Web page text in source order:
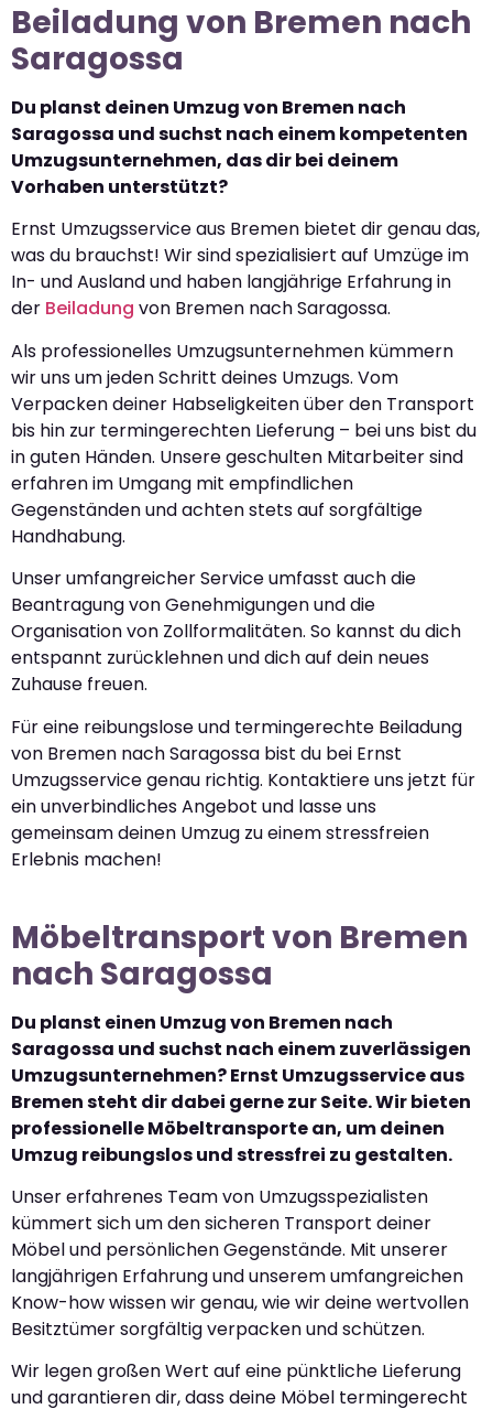
Beiladung von Bremen nach
Saragossa
Du planst deinen Umzug von Bremen nach
Saragossa und suchst nach einem kompetenten
Umzugsunternehmen, das dir bei deinem
Vorhaben unterstützt?
Ernst Umzugsservice aus Bremen bietet dir genau das,
was du brauchst! Wir sind spezialisiert auf Umzüge im
In- und Ausland und haben langjährige Erfahrung in
der Beiladung von Bremen nach Saragossa.
Als professionelles Umzugsunternehmen kümmern
wir uns um jeden Schritt deines Umzugs. Vom
Verpacken deiner Habseligkeiten über den Transport
bis hin zur termingerechten Lieferung – bei uns bist du
in guten Händen. Unsere geschulten Mitarbeiter sind
erfahren im Umgang mit empfindlichen
Gegenständen und achten stets auf sorgfältige
Handhabung.
Unser umfangreicher Service umfasst auch die
Beantragung von Genehmigungen und die
Organisation von Zollformalitäten. So kannst du dich
entspannt zurücklehnen und dich auf dein neues
Zuhause freuen.
Für eine reibungslose und termingerechte Beiladung
von Bremen nach Saragossa bist du bei Ernst
Umzugsservice genau richtig. Kontaktiere uns jetzt für
ein unverbindliches Angebot und lasse uns
gemeinsam deinen Umzug zu einem stressfreien
Erlebnis machen!
Möbeltransport von Bremen
nach Saragossa
Du planst einen Umzug von Bremen nach
Saragossa und suchst nach einem zuverlässigen
Umzugsunternehmen? Ernst Umzugsservice aus
Bremen steht dir dabei gerne zur Seite. Wir bieten
professionelle Möbeltransporte an, um deinen
Umzug reibungslos und stressfrei zu gestalten.
Unser erfahrenes Team von Umzugsspezialisten
kümmert sich um den sicheren Transport deiner
Möbel und persönlichen Gegenstände. Mit unserer
langjährigen Erfahrung und unserem umfangreichen
Know-how wissen wir genau, wie wir deine wertvollen
Besitztümer sorgfältig verpacken und schützen.
Wir legen großen Wert auf eine pünktliche Lieferung
und garantieren dir, dass deine Möbel termingerecht